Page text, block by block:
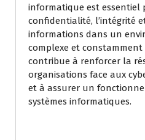
informatique est essentiel
confidentialité, l’intégrité
informations dans un
complexe et constamment
contribue à renforcer la
organisations face aux
et à assurer un
systèmes informatiques.